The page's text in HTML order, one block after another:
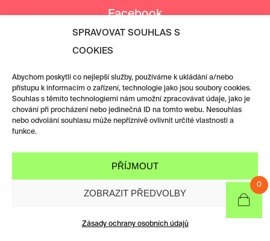
SPRAVOVAT SOUHLAS S
COOKIES
Abychom poskytli co nejlepší služby, používáme k ukládání a/nebo
přístupu k informacím o zařízení, technologie jako jsou soubory cookies.
Souhlas s těmito technologiemi nám umožní zpracovávat údaje, jako je
chování při procházení nebo jedinečná ID na tomto webu. Nesouhlas
nebo odvolání souhlasu může nepříznivě ovlivnit určité vlastnosti a
funkce.
PŘÍJMOUT
ZOBRAZIT PŘEDVOLBY
Zásady ochrany osobních údajů
Facebook
Instagram
0